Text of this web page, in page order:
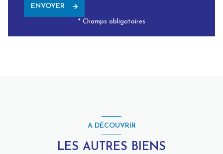
ENVOYER
* Champs obligatoires
A DÉCOUVRIR
LES AUTRES BIENS